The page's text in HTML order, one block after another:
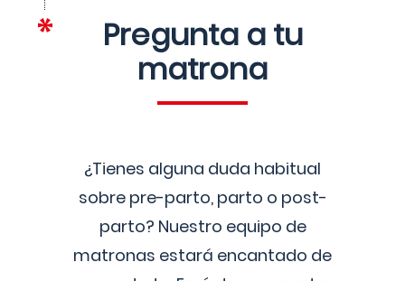
Pregunta a tu
matrona
¿Tienes alguna duda habitual
sobre pre-parto, parto o post-
parto? Nuestro equipo de
matronas estará encantado de